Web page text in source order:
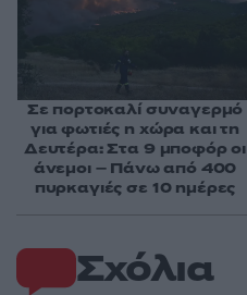
Σχόλια
Σε πορτοκαλί συναγερμό
για φωτιές η χώρα και τη
Δευτέρα: Στα 9 μποφόρ οι
άνεμοι – Πάνω από 400
πυρκαγιές σε 10 ημέρες